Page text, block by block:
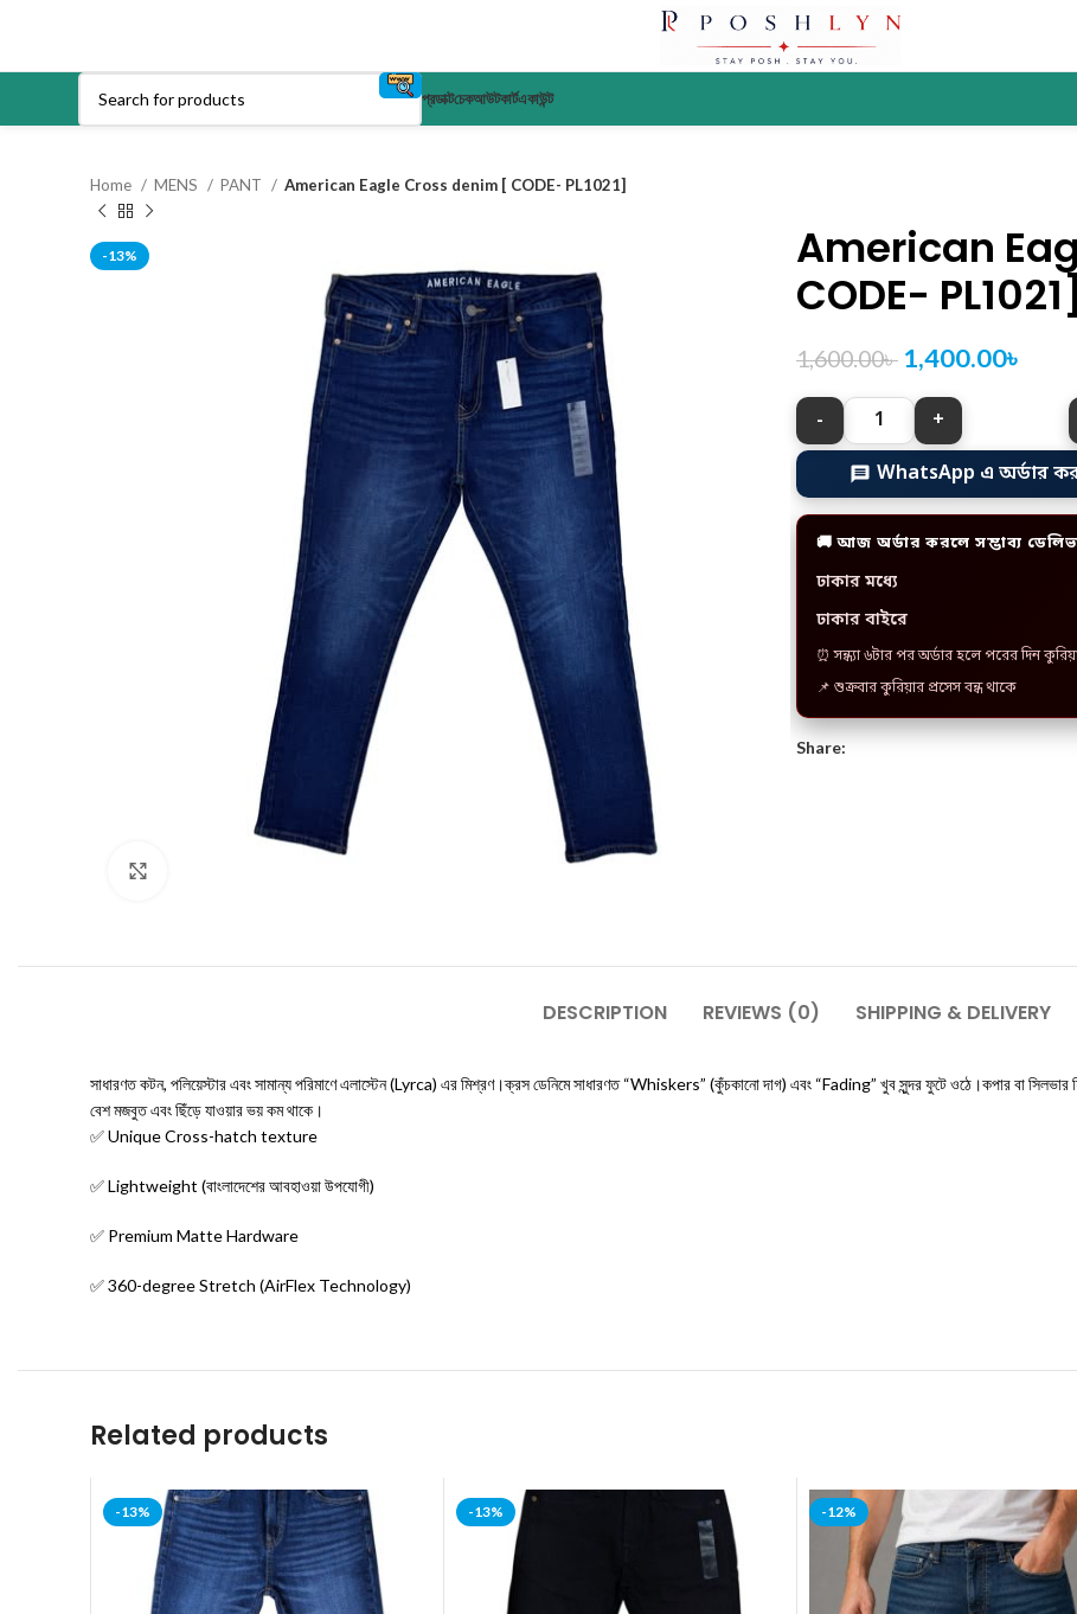
প্রডাক্টচেকআউটকার্টএকাউন্ট
Home MENS PANT American Eagle Cross denim [ CODE- PL1021]
-13%
American
CODE- PL1021]
1,600.00৳ 1,400.00৳
WhatsApp এ অর্ডার
🚚 আজ অর্ডার করলে সম্ভাব্য
ঢাকার মধ্যে
ঢাকার বাইরে
⏰ সন্ধ্যা ৬টার পর অর্ডার হলে পরের দিন
📌 শুক্রবার কুরিয়ার প্রসেস বন্ধ থাকে
Share:
DESCRIPTION REVIEWS (0) SHIPPING & DELIVERY
সাধারণত কটন, পলিয়েস্টার এবং সামান্য পরিমাণে এলাস্টেন (Lyrca) এর মিশ্রণ।ক্রস ডেনিমে সাধারণত “Whiskers” (কুঁচকানো দাগ) এবং “Fading” খুব সুন্দর ফুটে ওঠে।কপার বা সিলভার
বেশ মজবুত এবং ছিঁড়ে যাওয়ার ভয় কম থাকে।
✅ Unique Cross-hatch texture
✅ Lightweight (বাংলাদেশের আবহাওয়া উপযোগী)
✅ Premium Matte Hardware
✅ 360-degree Stretch (AirFlex Technology)
Related products
-13% -13% -12%